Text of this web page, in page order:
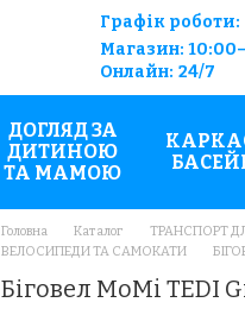
Графік роботи:
Магазин:
Онлайн: 24/7
ДОГЛЯД ЗА
ДИТИНОЮ
ТА МАМОЮ
Головна Каталог
ТРАНСПОРТ
ВЕЛОСИПЕДИ ТА САМОКАТИ
Біговел MoMi TEDI